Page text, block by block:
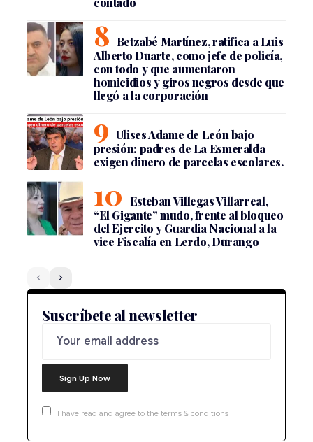
Betzabé Martínez, ratifica a Luis
Alberto Duarte, como jefe de policía,
con todo y que aumentaron
homicidios y giros negros desde que
llegó a la corporación
Ulises Adame de León bajo
presión: padres de La Esmeralda
exigen dinero de parcelas escolares.
Esteban Villegas Villarreal,
“El Gigante” mudo, frente al bloqueo
del Ejercito y Guardia Nacional a la
vice Fiscalía en Lerdo, Durango
Suscríbete al newsletter
I have read and agree to the terms & conditions